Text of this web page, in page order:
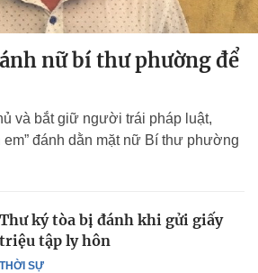
nữ bí thư phường để
và bắt giữ người trái pháp luật,
em” đánh dằn mặt nữ Bí thư phường
THỜI SỰ
Thư ký tòa bị đánh khi gửi giấy
triệu tập ly hôn